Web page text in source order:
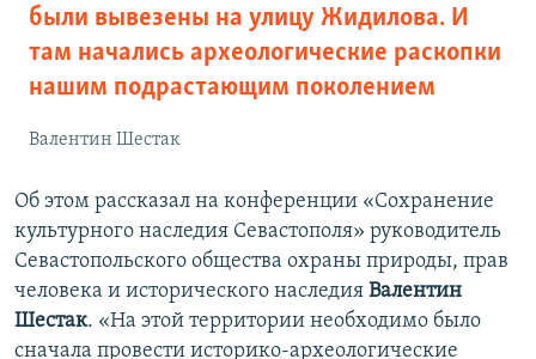
были вывезены на улицу Жидилова. И
там начались археологические раскопки
нашим подрастающим поколением
Валентин Шестак
Об этом рассказал на конференции «Сохранение
культурного наследия Севастополя» руководитель
Севастопольского общества охраны природы, прав
человека и исторического наследия Валентин
Шестак. «На этой территории необходимо было
сначала провести историко-археологические